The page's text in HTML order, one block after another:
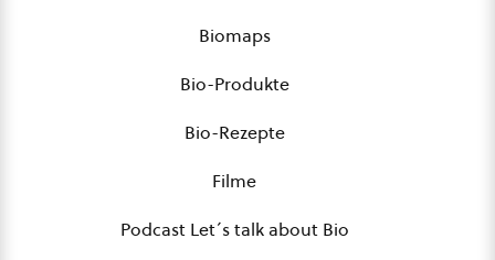
Biomaps
Bio-Produkte
Bio-Rezepte
Filme
Podcast Let´s talk about Bio